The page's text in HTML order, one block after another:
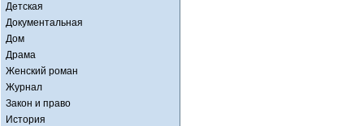
Детская
Документальная
Дом
Драма
Женский роман
Журнал
Закон и право
История